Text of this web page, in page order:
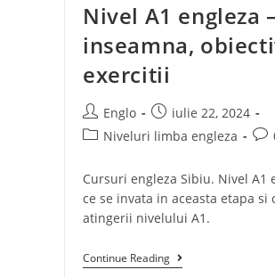
Nivel A1 engleza
inseamna,
exercitii
Englo
iulie 22, 2024
Niveluri limba engleza
Cursuri engleza Sibiu. Nivel A1
ce se invata in aceasta etapa si
atingerii nivelului A1.
Continue Reading